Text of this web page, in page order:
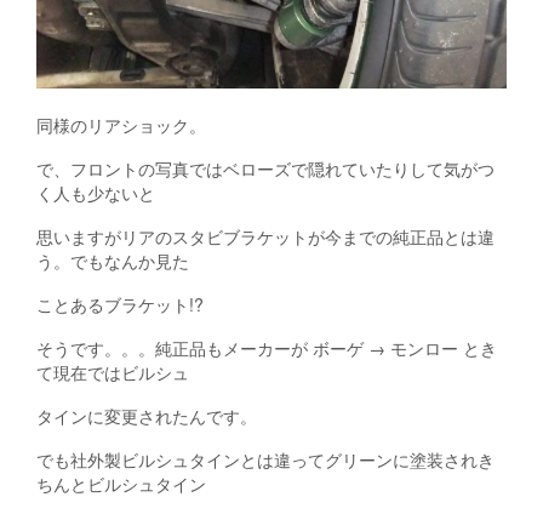
同様のリアショック。
で、フロントの写真ではベローズで隠れていたりして気がつ
く人も少ないと
思いますがリアのスタビブラケットが今までの純正品とは違
う。でもなんか見た
ことあるブラケット!?
そうです。。。純正品もメーカーが ボーゲ → モンロー とき
て現在ではビルシュ
タインに変更されたんです。
でも社外製ビルシュタインとは違ってグリーンに塗装されき
ちんとビルシュタイン